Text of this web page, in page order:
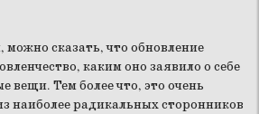
сказать, что обновление
каким оно заявило о себе
вещи. Тем более что, это очень
наиболее радикальных сторонников